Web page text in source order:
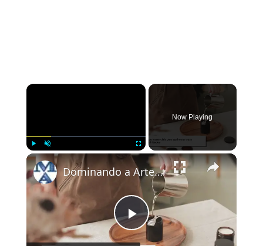
×
Play Unmute Fullscreen
Now Playing
×
Play
Dominando a Arte da Fabricação de Velas: Técnicas e Dicas Essenciais